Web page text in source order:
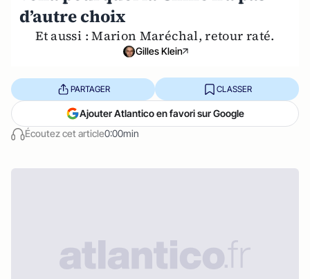
d’autre choix
Et aussi : Marion Maréchal, retour raté.
Gilles Klein
Écoutez cet article0:00min
PARTAGER CLASSER
Ajouter Atlantico en favori sur Google